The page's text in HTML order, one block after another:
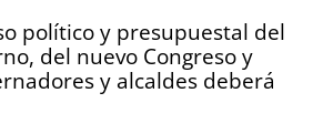
político y presupuestal del
del nuevo Congreso y
y alcaldes deberá